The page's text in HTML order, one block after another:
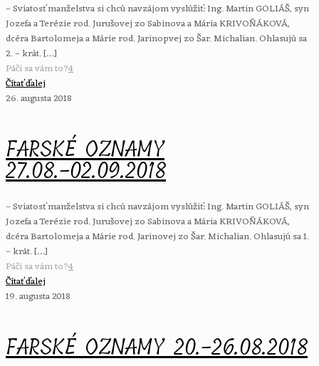
– Sviatosť manželstva si chcú navzájom vyslúžiť: Ing. Martin GOLIÁŠ, syn
Jozefa a Terézie rod. Jurušovej zo Sabinova a Mária KRIVOŇÁKOVÁ,
dcéra Bartolomeja a Márie rod. Jarinopvej zo Šar. Michalian. Ohlasujú sa
2. – krát.[…]
Páči sa vám to?4
Čítať ďalej
26. augusta 2018
FARSKÉ OZNAMY
27.08.-02.09.2018
– Sviatosť manželstva si chcú navzájom vyslúžiť: Ing. Martin GOLIÁŠ, syn
Jozefa a Terézie rod. Jurušovej zo Sabinova a Mária KRIVOŇÁKOVÁ,
dcéra Bartolomeja a Márie rod. Jarinovej zo Šar. Michalian. Ohlasujú sa 1.
– krát.[…]
Páči sa vám to?4
Čítať ďalej
19. augusta 2018
FARSKÉ OZNAMY 20.-26.08.2018